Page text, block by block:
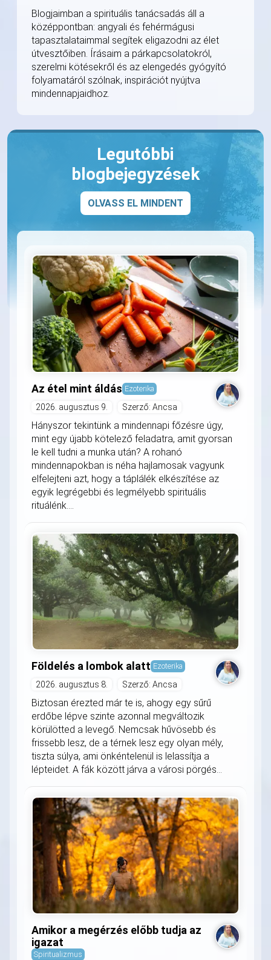
Blogjaimban a spirituális tanácsadás áll a
középpontban: angyali és fehérmágusi
tapasztalataimmal segítek eligazodni az élet
útvesztőiben. Írásaim a párkapcsolatokról,
szerelmi kötésekről és az elengedés gyógyító
folyamatáról szólnak, inspirációt nyújtva
mindennapjaidhoz.
Legutóbbi
blogbejegyzések
OLVASS EL MINDENT
Az étel mint áldás Ezoterika
2026. augusztus 9. Szerző: Ancsa
Hányszor tekintünk a mindennapi főzésre úgy,
mint egy újabb kötelező feladatra, amit gyorsan
le kell tudni a munka után? A rohanó
mindennapokban is néha hajlamosak vagyunk
elfelejteni azt, hogy a táplálék elkészítése az
egyik legrégebbi és legmélyebb spirituális
rituálénk....
Földelés a lombok alatt Ezoterika
2026. augusztus 8. Szerző: Ancsa
Biztosan érezted már te is, ahogy egy sűrű
erdőbe lépve szinte azonnal megváltozik
körülötted a levegő. Nemcsak hűvösebb és
frissebb lesz, de a térnek lesz egy olyan mély,
tiszta súlya, ami önkéntelenül is lelassítja a
lépteidet. A fák között járva a városi pörgés...
Amikor a megérzés előbb tudja az
igazat
Spiritualizmus